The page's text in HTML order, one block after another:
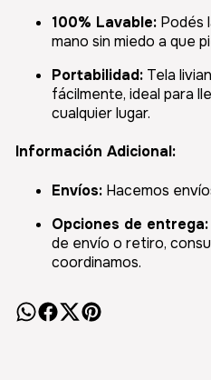
100% Lavable:Podés
mano sin miedo a que
Portabilidad:Tela
fácilmente, ideal para
cualquier lugar.
Información Adicional:
Envíos:Hacemos
Opciones de entrega:
de envío o retiro,
coordinamos.